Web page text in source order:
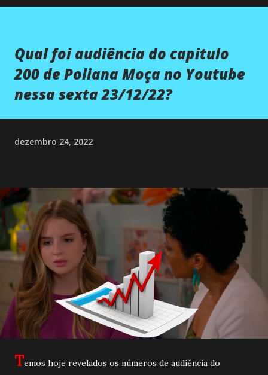
Qual foi audiência do capitulo
200 de Poliana Moça no Youtube
nessa sexta 23/12/22?
dezembro 24, 2022
Temos hoje revelados os números de audiência do